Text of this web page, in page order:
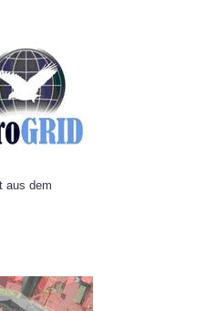
aus dem